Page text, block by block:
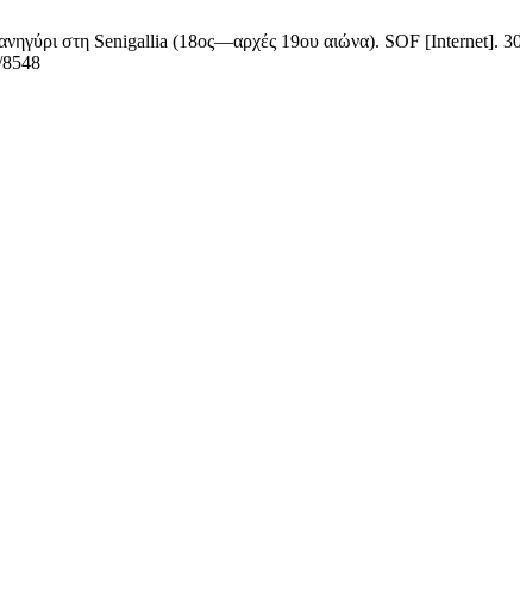
στη Senigallia (18ος—αρχές 19ου αιώνα). SOF [Internet].